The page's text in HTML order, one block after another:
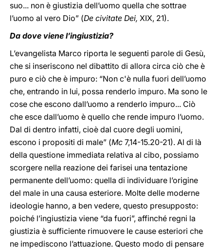
suo... non è giustizia dell’uomo quella che sottrae
l’uomo al vero Dio” (De civitate Dei, XIX, 21).
Da dove viene l’ingiustizia?
L’evangelista Marco riporta le seguenti parole di Gesù,
che si inseriscono nel dibattito di allora circa ciò che è
puro e ciò che è impuro: “Non c'è nulla fuori dell’uomo
che, entrando in lui, possa renderlo impuro. Ma sono le
cose che escono dall’uomo a renderlo impuro... Ciò
che esce dall’uomo è quello che rende impuro l’uomo.
Dal di dentro infatti, cioè dal cuore degli uomini,
escono i propositi di male” (Mc 7,14-15.20-21). Al di là
della questione immediata relativa al cibo, possiamo
scorgere nella reazione dei farisei una tentazione
permanente dell’uomo: quella di individuare l’origine
del male in una causa esteriore. Molte delle moderne
ideologie hanno, a ben vedere, questo presupposto:
poiché l’ingiustizia viene “da fuori”, affinché regni la
giustizia è sufficiente rimuovere le cause esteriori che
ne impediscono l’attuazione. Questo modo di pensare